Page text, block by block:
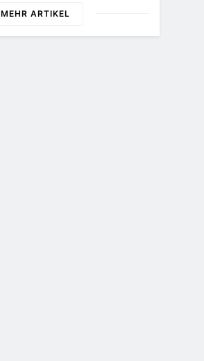
Erfoglreiches Beispiel Der
MEHR ARTIKEL